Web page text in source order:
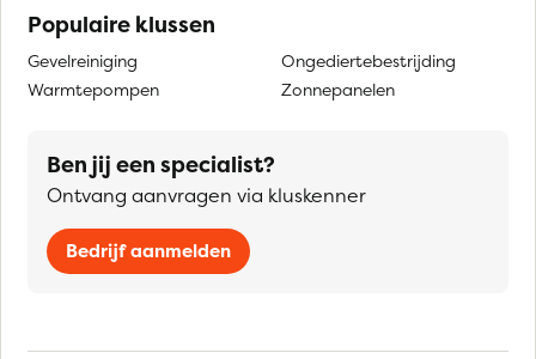
Populaire klussen
Gevelreiniging
Warmtepompen
Ongediertebestrijding
Zonnepanelen
Ben jij een specialist?
Ontvang aanvragen via kluskenner
Bedrijf aanmelden